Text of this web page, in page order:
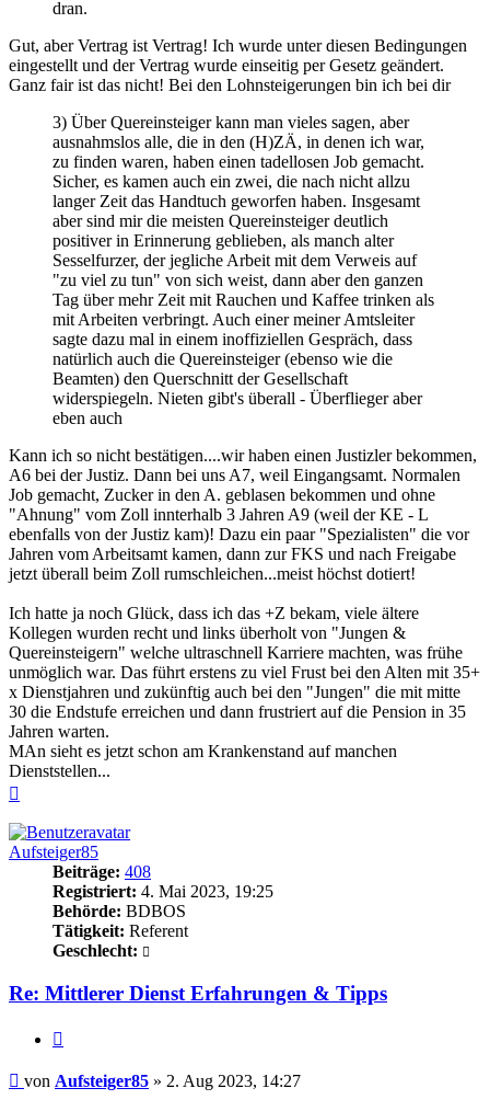
dran.
Gut, aber Vertrag ist Vertrag! Ich wurde unter diesen Bedingungen
eingestellt und der Vertrag wurde einseitig per Gesetz geändert.
Ganz fair ist das nicht! Bei den Lohnsteigerungen bin ich bei dir
3) Über Quereinsteiger kann man vieles sagen, aber
ausnahmslos alle, die in den (H)ZÄ, in denen ich war,
zu finden waren, haben einen tadellosen Job gemacht.
Sicher, es kamen auch ein zwei, die nach nicht allzu
langer Zeit das Handtuch geworfen haben. Insgesamt
aber sind mir die meisten Quereinsteiger deutlich
positiver in Erinnerung geblieben, als manch alter
Sesselfurzer, der jegliche Arbeit mit dem Verweis auf
"zu viel zu tun" von sich weist, dann aber den ganzen
Tag über mehr Zeit mit Rauchen und Kaffee trinken als
mit Arbeiten verbringt. Auch einer meiner Amtsleiter
sagte dazu mal in einem inoffiziellen Gespräch, dass
natürlich auch die Quereinsteiger (ebenso wie die
Beamten) den Querschnitt der Gesellschaft
widerspiegeln. Nieten gibt's überall - Überflieger aber
eben auch
Kann ich so nicht bestätigen....wir haben einen Justizler bekommen,
A6 bei der Justiz. Dann bei uns A7, weil Eingangsamt. Normalen
Job gemacht, Zucker in den A. geblasen bekommen und ohne
"Ahnung" vom Zoll innterhalb 3 Jahren A9 (weil der KE - L
ebenfalls von der Justiz kam)! Dazu ein paar "Spezialisten" die vor
Jahren vom Arbeitsamt kamen, dann zur FKS und nach Freigabe
jetzt überall beim Zoll rumschleichen...meist höchst dotiert!
Ich hatte ja noch Glück, dass ich das +Z bekam, viele ältere
Kollegen wurden recht und links überholt von "Jungen &
Quereinsteigern" welche ultraschnell Karriere machten, was frühe
unmöglich war. Das führt erstens zu viel Frust bei den Alten mit 35+
x Dienstjahren und zukünftig auch bei den "Jungen" die mit mitte
30 die Endstufe erreichen und dann frustriert auf die Pension in 35
Jahren warten.
MAn sieht es jetzt schon am Krankenstand auf manchen
Dienststellen...
Aufsteiger85
Beiträge: 408
Registriert: 4. Mai 2023, 19:25
Behörde: BDBOS
Tätigkeit: Referent
Geschlecht:
Re: Mittlerer Dienst Erfahrungen & Tipps
Beitrag
von Aufsteiger85 » 2. Aug 2023, 14:27